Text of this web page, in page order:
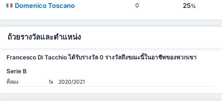
Domenico Toscano 0 25%
ถ้วยรางวัลและตำแหน่ง
Francesco Di Tacchio ได้รับรางวัล 0 รางวัลถึงขณะนี้ในอาชีพของพวกเขา
Serie B
ที่สอง 1x 2020/2021